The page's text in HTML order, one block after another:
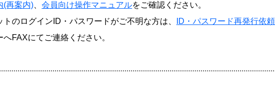
(再案内)、 会員向け操作マニュアルをご確認ください。
のログインID・パスワードがご不明な方は、
ID・パスワード再発行依頼
FAXにてご連絡ください。